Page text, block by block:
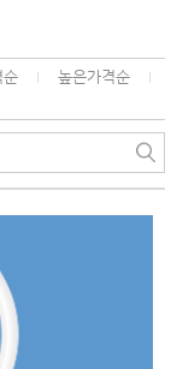
순
높은가격순